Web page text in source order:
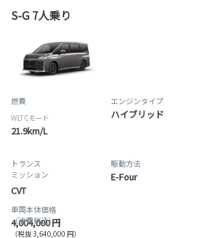
S-G 7人乗り
燃費
WLTCモード
21.9km/L
エンジンタイプ
ハイブリッド
トランス
ミッション
CVT
駆動方法
E-Four
車両本体価格
（消費税込）
4,004,000 円
（税抜 3,640,000 円）